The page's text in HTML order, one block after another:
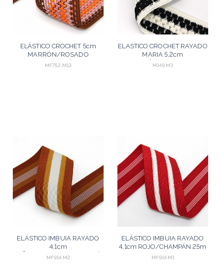
ELÁSTICO CROCHET 5cm
MARRÓN/ROSADO
ANTIGUO/SALMÓN/ROSA
MF752.M13
ELASTICO CROCHET RAYADO
MARIA 5,2cm
CHAMPÁN/NEGRO 25m
M149.M3
ELÁSTICO IMBUIA RAYADO
4,1cm
COÑAC/MOSTAZA/CHAMPÁN
MF914.M2
ELÁSTICO IMBUIA RAYADO
4,1cm ROJO/CHAMPÁN 25m
MF914.M1